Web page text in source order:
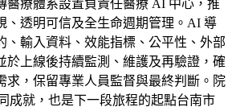
醫療體系設置負責任醫療 AI 中心，推
、透明可信及全生命週期管理。AI 導
、輸入資料、效能指標、公平性、外部
於上線後持續監測、維護及再驗證，確
求，保留專業人員監督與最終判斷。院
成就，也是下一段旅程的起點台南市